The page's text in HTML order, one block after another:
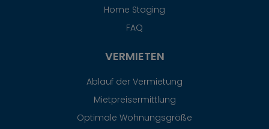
Home Staging
FAQ
VERMIETEN
Ablauf der Vermietung
Mietpreisermittlung
Optimale Wohnungsgröße